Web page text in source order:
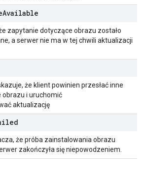
Available
zapytanie dotyczące obrazu zostało
a serwer nie ma w tej chwili aktualizacji
że klient powinien przesłać inne
i uruchomić
aktualizację
że próba zainstalowania obrazu
zakończyła się niepowodzeniem.